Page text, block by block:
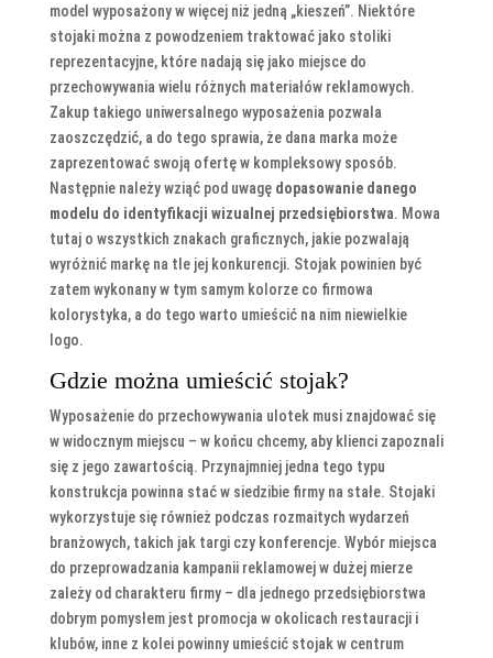
model wyposażony w więcej niż jedną „kieszeń”. Niektóre
stojaki można z powodzeniem traktować jako stoliki
reprezentacyjne, które nadają się jako miejsce do
przechowywania wielu różnych materiałów reklamowych.
Zakup takiego uniwersalnego wyposażenia pozwala
zaoszczędzić, a do tego sprawia, że dana marka może
zaprezentować swoją ofertę w kompleksowy sposób.
Następnie należy wziąć pod uwagę dopasowanie danego
modelu do identyfikacji wizualnej przedsiębiorstwa. Mowa
tutaj o wszystkich znakach graficznych, jakie pozwalają
wyróżnić markę na tle jej konkurencji. Stojak powinien być
zatem wykonany w tym samym kolorze co firmowa
kolorystyka, a do tego warto umieścić na nim niewielkie
logo.
Gdzie można umieścić stojak?
Wyposażenie do przechowywania ulotek musi znajdować się
w widocznym miejscu – w końcu chcemy, aby klienci zapoznali
się z jego zawartością. Przynajmniej jedna tego typu
konstrukcja powinna stać w siedzibie firmy na stałe. Stojaki
wykorzystuje się również podczas rozmaitych wydarzeń
branżowych, takich jak targi czy konferencje. Wybór miejsca
do przeprowadzania kampanii reklamowej w dużej mierze
zależy od charakteru firmy – dla jednego przedsiębiorstwa
dobrym pomysłem jest promocja w okolicach restauracji i
klubów, inne z kolei powinny umieścić stojak w centrum